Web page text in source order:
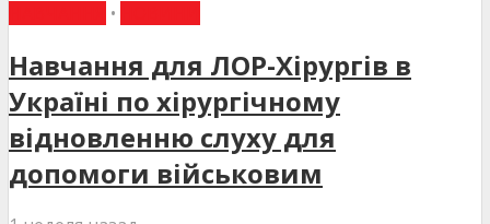
•
Навчання для ЛОР-Хірургів в
Україні по хірургічному
відновленню слуху для
допомоги військовим